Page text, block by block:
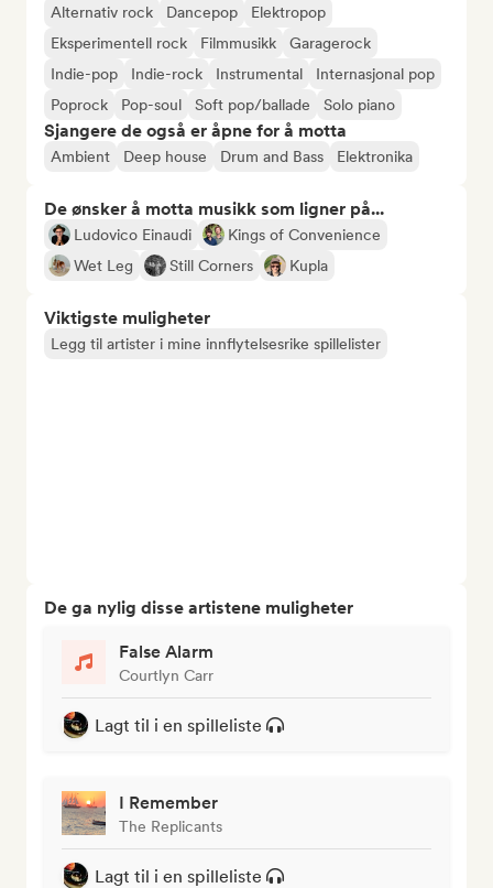
Alternativ rock Dancepop
Elektropop
Eksperimentell rock
Filmmusikk
Garagerock
Indie-pop
Indie-rock Instrumental
Internasjonal pop
Poprock
Pop-soul Soft pop/ballade Solo piano
Sjangere de også er åpne for å motta
Ambient Deep house Drum and Bass Elektronika
De ønsker å motta musikk som ligner på...
Ludovico Einaudi
Kings of Convenience
Wet Leg
Still Corners Kupla
Viktigste muligheter
Legg til artister i mine innflytelsesrike spillelister
De ga nylig disse artistene muligheter
False Alarm
Courtlyn Carr
Lagt til i en spilleliste
I Remember
The Replicants
Lagt til i en spilleliste